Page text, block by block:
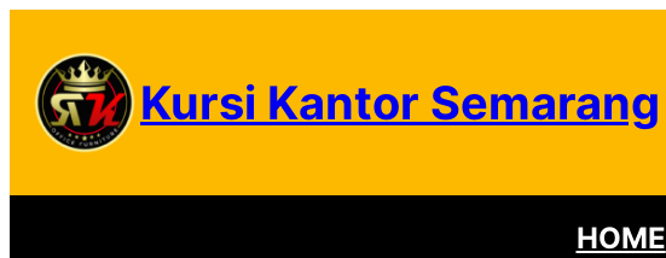
content
Kursi Kantor Semarang
HOME